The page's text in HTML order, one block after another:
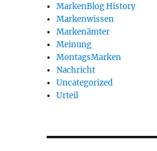
MarkenBlog History
Markenwissen
Markenämter
Meinung
MontagsMarken
Nachricht
Uncategorized
Urteil